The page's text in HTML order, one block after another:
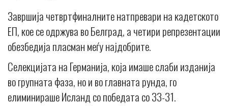
Завршија четвртфиналните натпревари на кадетското
ЕП, кое се одржува во Белград, а четири репрезентации
обезбедија пласман меѓу најдобрите.
Селекцијата на Германија, која имаше слаби изданија
во групната фаза, но и во главната рунда, го
елиминираше Исланд со победата со 33-31.